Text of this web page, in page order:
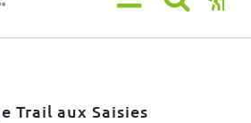
Trail aux Saisies